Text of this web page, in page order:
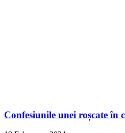
Confesiunile unei roșcate în